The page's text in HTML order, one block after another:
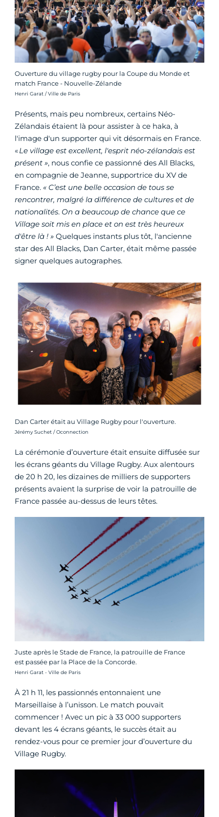
Ouverture du village rugby pour la Coupe du Monde et
match France - Nouvelle-Zélande
Crédit photo :
Henri Garat / Ville de Paris
Présents, mais peu nombreux, certains Néo-
Zélandais étaient là pour assister à ce haka, à
l'image d'un supporter qui vit désormais en France.
«Le village est excellent, l'esprit néo-zélandais est
présent », nous confie ce passionné des All Blacks,
en compagnie de Jeanne, supportrice du XV de
France. « C’est une belle occasion de tous se
rencontrer, malgré la différence de cultures et de
nationalités. On a beaucoup de chance que ce
Village soit mis en place et on est très heureux
d'être là ! » Quelques instants plus tôt, l'ancienne
star des All Blacks, Dan Carter, était même passée
signer quelques autographes.
Dan Carter était au Village Rugby pour l'ouverture.
Crédit photo :
Jérémy Suchet / Oconnection
La cérémonie d’ouverture était ensuite diffusée sur
les écrans géants du Village Rugby. Aux alentours
de 20 h 20, les dizaines de milliers de supporters
présents avaient la surprise de voir la patrouille de
France passée au-dessus de leurs têtes.
Juste après le Stade de France, la patrouille de France
est passée par la Place de la Concorde.
Crédit photo :
Henri Garat - Ville de Paris
À 21 h 11, les passionnés entonnaient une
Marseillaise à l’unisson. Le match pouvait
commencer ! Avec un pic à 33 000 supporters
devant les 4 écrans géants, le succès était au
rendez-vous pour ce premier jour d’ouverture du
Village Rugby.